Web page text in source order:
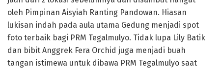
oleh Pimpinan Aisyiah Ranting Pandowan. Hiasan
lukisan indah pada aula utama Gedung menjadi spot
foto terbaik bagi PRM Tegalmulyo. Tidak lupa Lily Batik
dan bibit Anggrek Fera Orchid juga menjadi buah
tangan istimewa untuk dibawa PRM Tegalmulyo saat